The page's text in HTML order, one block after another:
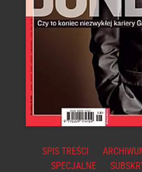
SPIS TREŚCI
SPECJALNE